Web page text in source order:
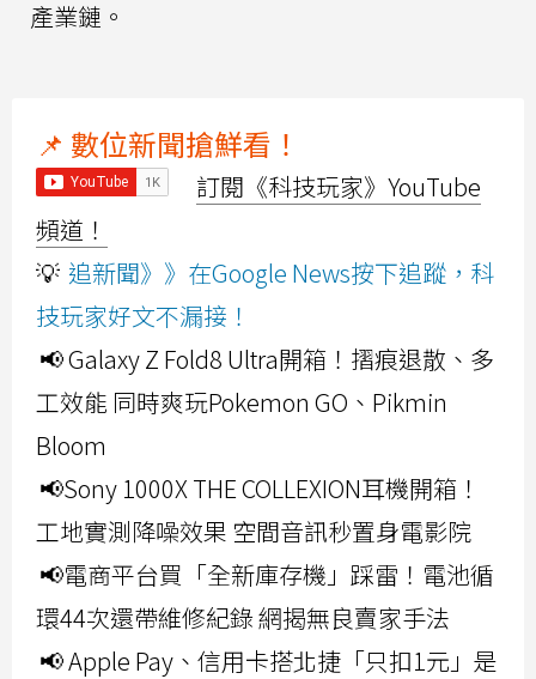
產業鏈。
📌 數位新聞搶鮮看！
訂閱《科技玩家》YouTube
頻道！
💡 追新聞》》在Google News按下追蹤，科
技玩家好文不漏接！
📢 Galaxy Z Fold8 Ultra開箱！摺痕退散、多
工效能 同時爽玩Pokemon GO、Pikmin
Bloom
📢Sony 1000X THE COLLEXION耳機開箱！
工地實測降噪效果 空間音訊秒置身電影院
📢電商平台買「全新庫存機」踩雷！電池循
環44次還帶維修紀錄 網揭無良賣家手法
📢 Apple Pay、信用卡搭北捷「只扣1元」是